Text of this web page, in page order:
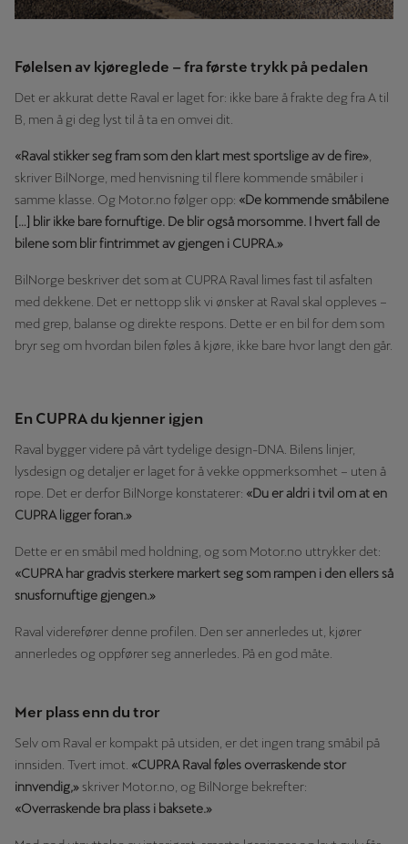
Følelsen av kjøreglede – fra første trykk på pedalen
Det er akkurat dette Raval er laget for: ikke bare å frakte deg fra A til
B, men å gi deg lyst til å ta en omvei dit.
«Raval stikker seg fram som den klart mest sportslige av de fire»
skriver BilNorge, med henvisning til flere kommende småbiler i
samme klasse. Og Motor.no følger opp: «De kommende småbilene
[…] blir ikke bare fornuftige. De blir også morsomme. I hvert fall de
bilene som blir fintrimmet av gjengen i CUPRA.»
BilNorge beskriver det som at CUPRA Raval limes fast til asfalten
med dekkene. Det er nettopp slik vi ønsker at Raval skal oppleves –
med grep, balanse og direkte respons. Dette er en bil for dem som
bryr seg om hvordan bilen føles å kjøre, ikke bare hvor langt den går.
En CUPRA du kjenner igjen
Raval bygger videre på vårt tydelige design-DNA. Bilens linjer,
lysdesign og detaljer er laget for å vekke oppmerksomhet – uten å
rope. Det er derfor BilNorge konstaterer: «Du er aldri i tvil om at en
CUPRA ligger foran.»
Dette er en småbil med holdning, og som Motor.no uttrykker det:
«CUPRA har gradvis sterkere markert seg som rampen i den ellers så
snusfornuftige gjengen.»
Raval viderefører denne profilen. Den ser annerledes ut, kjører
annerledes og oppfører seg annerledes. På en god måte.
Mer plass enn du tror
Selv om Raval er kompakt på utsiden, er det ingen trang småbil på
innsiden. Tvert imot. «CUPRA Raval føles overraskende stor
innvendig,»skriver Motor.no, og BilNorge bekrefter:
«Overraskende bra plass i baksete.»